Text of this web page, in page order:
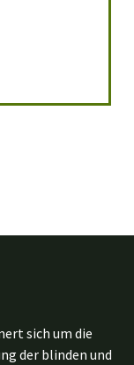
sich um die
der blinden und